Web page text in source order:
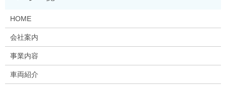
HOME
会社案内
事業内容
車両紹介